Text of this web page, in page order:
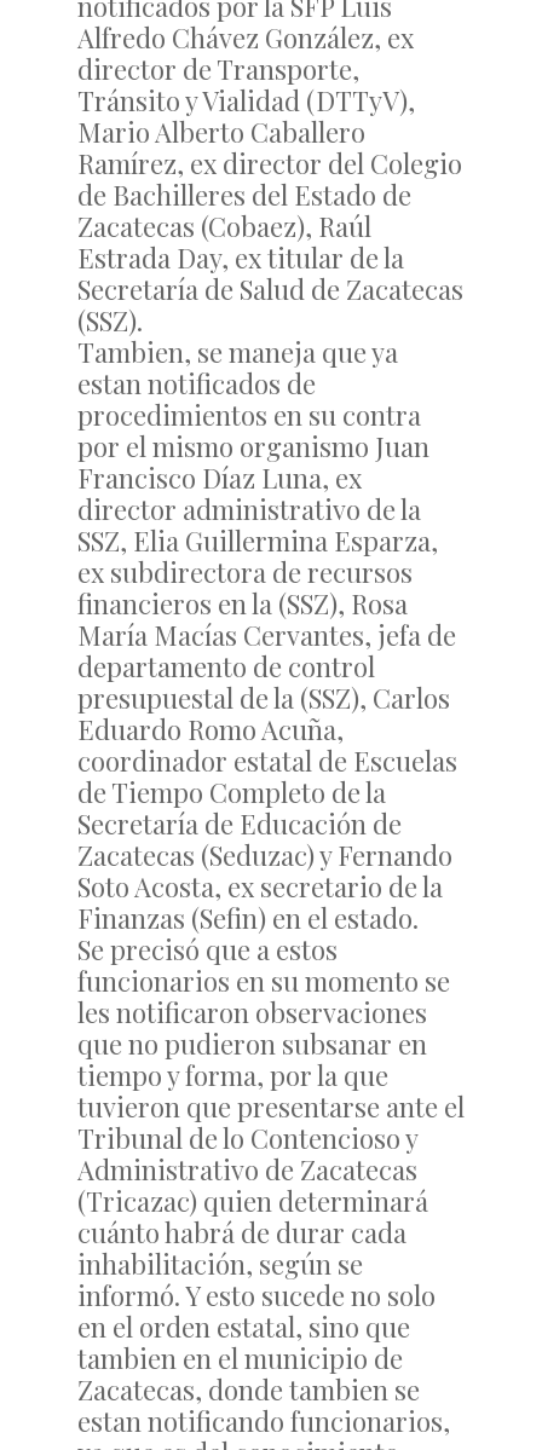
Alfredo Chávez González, ex
director de Transporte,
Tránsito y Vialidad (DTTyV),
Mario Alberto Caballero
Ramírez, ex director del Colegio
de Bachilleres del Estado de
Zacatecas (Cobaez), Raúl
Estrada Day, ex titular de la
Secretaría de Salud de Zacatecas
(SSZ).
Tambien, se maneja que ya
estan notificados de
procedimientos en su contra
por el mismo organismo Juan
Francisco Díaz Luna, ex
director administrativo de la
SSZ, Elia Guillermina Esparza,
ex subdirectora de recursos
financieros en la (SSZ), Rosa
María Macías Cervantes, jefa de
departamento de control
presupuestal de la (SSZ), Carlos
Eduardo Romo Acuña,
coordinador estatal de Escuelas
de Tiempo Completo de la
Secretaría de Educación de
Zacatecas (Seduzac) y Fernando
Soto Acosta, ex secretario de la
Finanzas (Sefin) en el estado.
Se precisó que a estos
funcionarios en su momento se
les notificaron observaciones
que no pudieron subsanar en
tiempo y forma, por la que
tuvieron que presentarse ante el
Tribunal de lo Contencioso y
Administrativo de Zacatecas
(Tricazac) quien determinará
cuánto habrá de durar cada
inhabilitación, según se
informó. Y esto sucede no solo
en el orden estatal, sino que
tambien en el municipio de
Zacatecas, donde tambien se
estan notificando funcionarios,